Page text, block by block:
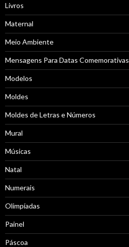
Livros
Maternal
Meio Ambiente
Mensagens Para Datas Comemorativas
Modelos
Moldes
Moldes de Letras e Números
Mural
Músicas
Natal
Numerais
Olimpíadas
Painel
Páscoa